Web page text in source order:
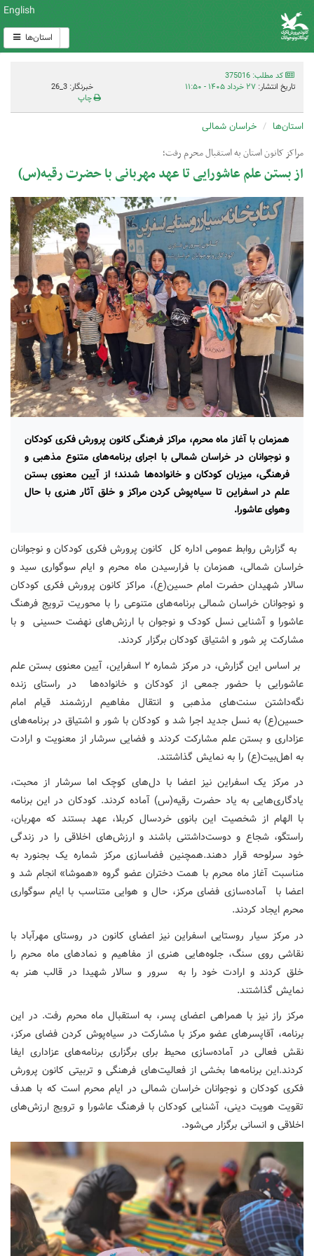
English
استان‌ها
کد مطلب: 375016
تاریخ انتشار: ۲۷ خرداد ۱۴۰۵ - ۱۱:۵۰
خبرنگار: 3_26
چاپ
استان‌ها خراسان شمالی
مراکز کانون استان به استقبال محرم رفت؛
از بستن علم عاشورایی تا عهد مهربانی با حضرت رقیه(س)
همزمان با آغاز ماه محرم، مراکز فرهنگی کانون پرورش فکری کودکان
و نوجوانان در خراسان شمالی با اجرای برنامه‌های متنوع مذهبی و
فرهنگی، میزبان کودکان و خانواده‌ها شدند؛ از آیین معنوی بستن
علم در اسفراین تا سیاه‌پوش کردن مراکز و خلق آثار هنری با حال‌
وهوای عاشورا.
به گزارش روابط عمومی اداره کل کانون پرورش فکری کودکان و نوجوانان
خراسان شمالی، همزمان با فرارسیدن ماه محرم و ایام سوگواری سید و
سالار شهیدان حضرت امام حسین(ع)، مراکز کانون پرورش فکری کودکان
و نوجوانان خراسان شمالی برنامه‌های متنوعی را با محوریت ترویج فرهنگ
عاشورا و آشنایی نسل کودک و نوجوان با ارزش‌های نهضت حسینی و با
مشارکت پر شور و اشتیاق کودکان برگزار کردند.
بر اساس این گزارش، در مرکز شماره ۲ اسفراین، آیین معنوی بستن علم
عاشورایی با حضور جمعی از کودکان و خانواده‌ها در راستای زنده
نگه‌داشتن سنت‌های مذهبی و انتقال مفاهیم ارزشمند قیام امام
حسین(ع) به نسل جدید اجرا شد و کودکان با شور و اشتیاق در برنامه‌های
عزاداری و بستن علم مشارکت کردند و فضایی سرشار از معنویت و ارادت
به اهل‌بیت(ع) را به نمایش گذاشتند.
در مرکز یک اسفراین نیز اعضا با دل‌های کوچک اما سرشار از محبت،
یادگاری‌هایی به یاد حضرت رقیه(س) آماده کردند. کودکان در این برنامه
با الهام از شخصیت این بانوی خردسال کربلا، عهد بستند که مهربان،
راستگو، شجاع و دوست‌داشتنی باشند و ارزش‌های اخلاقی را در زندگی
خود سرلوحه قرار دهند.همچنین فضاسازی مرکز شماره یک بجنورد به
مناسبت آغاز ماه محرم با همت دختران عضو گروه «هموشا» انجام شد و
اعضا با آماده‌سازی فضای مرکز، حال و هوایی متناسب با ایام سوگواری
محرم ایجاد کردند.
در مرکز سیار روستایی اسفراین نیز اعضای کانون در روستای مهرآباد با
نقاشی روی سنگ، جلوه‌هایی هنری از مفاهیم و نمادهای ماه محرم را
خلق کردند و ارادت خود را به سرور و سالار شهیدا در قالب هنر به
نمایش گذاشتند.
مرکز راز نیز با همراهی اعضای پسر، به استقبال ماه محرم رفت. در این
برنامه، آقاپسرهای عضو مرکز با مشارکت در سیاه‌پوش کردن فضای مرکز،
نقش فعالی در آماده‌سازی محیط برای برگزاری برنامه‌های عزاداری ایفا
کردند.این برنامه‌ها بخشی از فعالیت‌های فرهنگی و تربیتی کانون پرورش
فکری کودکان و نوجوانان خراسان شمالی در ایام محرم است که با هدف
تقویت هویت دینی، آشنایی کودکان با فرهنگ عاشورا و ترویج ارزش‌های
اخلاقی و انسانی برگزار می‌شود.